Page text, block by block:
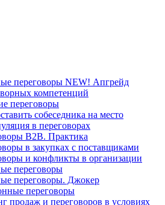
переговоры NEW! Апгрейд
компетенций
переговоры
собеседника на место
в переговорах
B2B. Практика
в закупках с поставщиками
и конфликты в организации
переговоры
переговоры. Джокер
переговоры
продаж и переговоров в условиях